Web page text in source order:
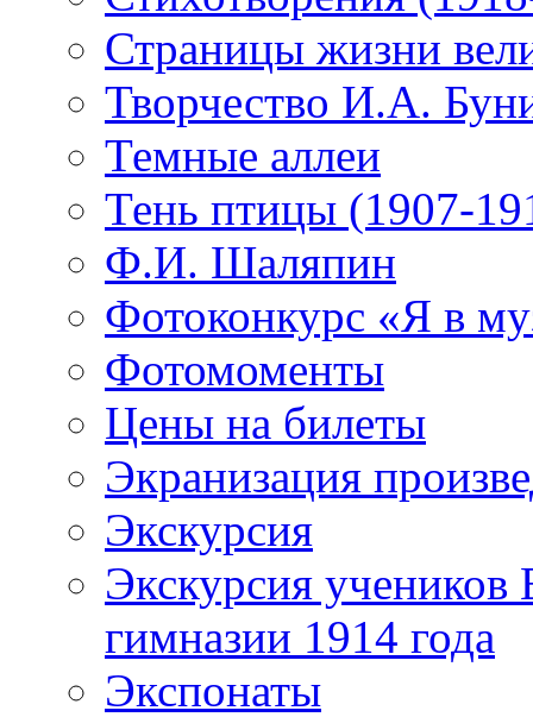
Страницы жизни
Творчество И.А.
Темные аллеи
Тень птицы (1907-
Ф.И. Шаляпин
Фотоконкурс «Я в
Фотомоменты
Цены на билеты
Экранизация
Экскурсия
Экскурсия
гимназии 1914 года
Экспонаты